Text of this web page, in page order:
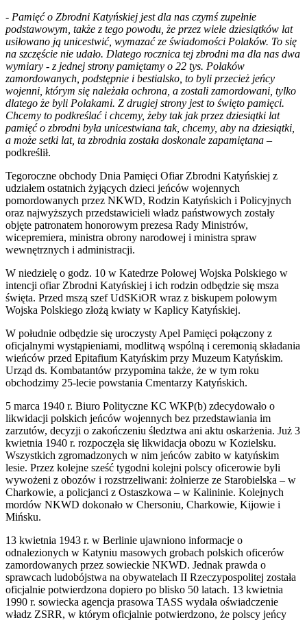
- Pamięć o Zbrodni Katyńskiej jest dla nas czymś zupełnie
podstawowym, także z tego powodu, że przez wiele dziesiątków lat
usiłowano ją unicestwić, wymazać ze świadomości Polaków. To się
na szczęście nie udało. Dlatego rocznica tej zbrodni ma dla nas dwa
wymiary - z jednej strony pamiętamy o 22 tys. Polaków
zamordowanych, podstępnie i bestialsko, to byli przecież jeńcy
wojenni, którym się należała ochrona, a zostali zamordowani, tylko
dlatego że byli Polakami. Z drugiej strony jest to święto pamięci.
Chcemy to podkreślać i chcemy, żeby tak jak przez dziesiątki lat
pamięć o zbrodni była unicestwiana tak, chcemy, aby na dziesiątki,
a może setki lat, ta zbrodnia została doskonale zapamiętana –
podkreślił.
Tegoroczne obchody Dnia Pamięci Ofiar Zbrodni Katyńskiej z
udziałem ostatnich żyjących dzieci jeńców wojennych
pomordowanych przez NKWD, Rodzin Katyńskich i Policyjnych
oraz najwyższych przedstawicieli władz państwowych zostały
objęte patronatem honorowym prezesa Rady Ministrów,
wicepremiera, ministra obrony narodowej i ministra spraw
wewnętrznych i administracji.
W niedzielę o godz. 10 w Katedrze Polowej Wojska Polskiego w
intencji ofiar Zbrodni Katyńskiej i ich rodzin odbędzie się msza
święta. Przed mszą szef UdSKiOR wraz z biskupem polowym
Wojska Polskiego złożą kwiaty w Kaplicy Katyńskiej.
W południe odbędzie się uroczysty Apel Pamięci połączony z
oficjalnymi wystąpieniami, modlitwą wspólną i ceremonią składania
wieńców przed Epitafium Katyńskim przy Muzeum Katyńskim.
Urząd ds. Kombatantów przypomina także, że w tym roku
obchodzimy 25-lecie powstania Cmentarzy Katyńskich.
5 marca 1940 r. Biuro Polityczne KC WKP(b) zdecydowało o
likwidacji polskich jeńców wojennych bez przedstawiania im
zarzutów, decyzji o zakończeniu śledztwa ani aktu oskarżenia. Już 3
kwietnia 1940 r. rozpoczęła się likwidacja obozu w Kozielsku.
Wszystkich zgromadzonych w nim jeńców zabito w katyńskim
lesie. Przez kolejne sześć tygodni kolejni polscy oficerowie byli
wywożeni z obozów i rozstrzeliwani: żołnierze ze Starobielska – w
Charkowie, a policjanci z Ostaszkowa – w Kalininie. Kolejnych
mordów NKWD dokonało w Chersoniu, Charkowie, Kijowie i
Mińsku.
13 kwietnia 1943 r. w Berlinie ujawniono informacje o
odnalezionych w Katyniu masowych grobach polskich oficerów
zamordowanych przez sowieckie NKWD. Jednak prawda o
sprawcach ludobójstwa na obywatelach II Rzeczypospolitej została
oficjalnie potwierdzona dopiero po blisko 50 latach. 13 kwietnia
1990 r. sowiecka agencja prasowa TASS wydała oświadczenie
władz ZSRR, w którym oficjalnie potwierdzono, że polscy jeńcy